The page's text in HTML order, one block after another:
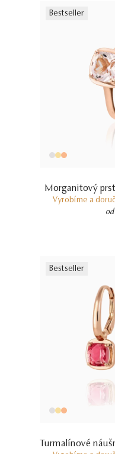
Bestseller
Morganitový
Vyrobíme a
Bestseller
Turmalínové